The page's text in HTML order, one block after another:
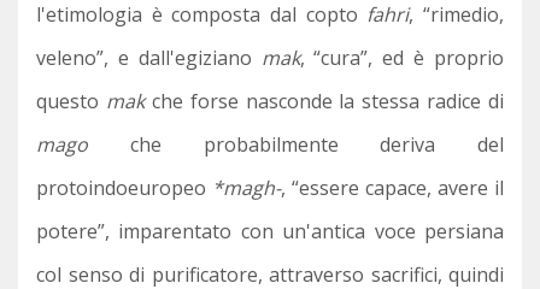
l'etimologia è composta dal copto fahri, “rimedio,
veleno”, e dall'egiziano mak, “cura”, ed è proprio
questo makche forse nasconde la stessa radice di
mago che probabilmente deriva del
protoindoeuropeo *magh-, “essere capace, avere il
potere”, imparentato con un'antica voce persiana
col senso di purificatore, attraverso sacrifici, quindi